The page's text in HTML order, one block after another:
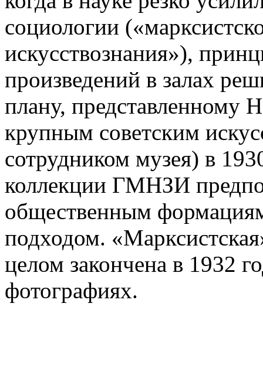
социологии
искусствознания»),
произведений в залах
плану, представленному
крупным советским
сотрудником музея) в
коллекции ГМНЗИ
общественным
подходом.
целом закончена в 1932
фотографиях.